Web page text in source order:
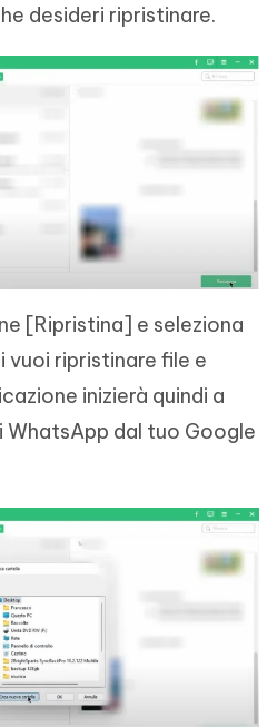
desideri ripristinare.
[Ripristina] e seleziona
vuoi ripristinare file e
inizierà quindi a
WhatsApp dal tuo Google